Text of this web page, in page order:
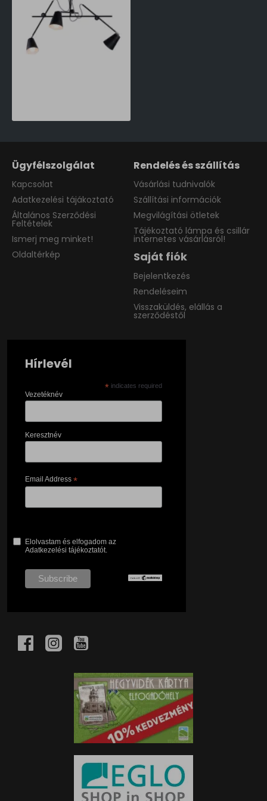
Ügyfélszolgálat
Kapcsolat
Adatkezelési tájákoztató
Általános Szerződési
Feltételek
Ismerj meg minket!
Oldaltérkép
Rendelés és szállítás
Vásárlási tudnivalók
Szállítási információk
Megvilágítási ötletek
Tájékoztató lámpa és csillár
internetes vásárlásról!
Saját fiók
Bejelentkezés
Rendeléseim
Visszaküldés, elállás a
szerződéstől
Hírlevél
* indicates required
Vezetéknév
Keresztnév
Email Address *
Elolvastam és elfogadom az
Adatkezelési tájékoztatót.